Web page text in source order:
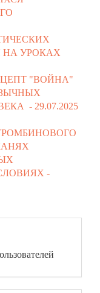
УРОКАХ
"ВОЙНА"
- 29.07.2025
-